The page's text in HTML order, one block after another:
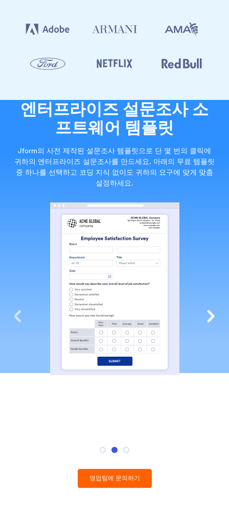
엔터프라이즈 설문조사 소
프트웨어 템플릿
Jform의 사전 제작된 설문조사 템플릿으로 단 몇 번의 클릭에
귀하의 엔터프라이즈 설문조사를 만드세요. 아래의 무료 템플릿
중 하나를 선택하고 코딩 지식 없이도 귀하의 요구에 맞게 맞춤
설정하세요.
영업팀에 문의하기